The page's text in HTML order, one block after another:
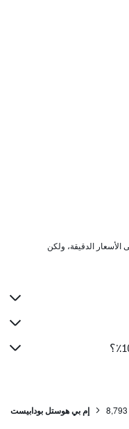
8,793 إم بي هوستل بودابيست